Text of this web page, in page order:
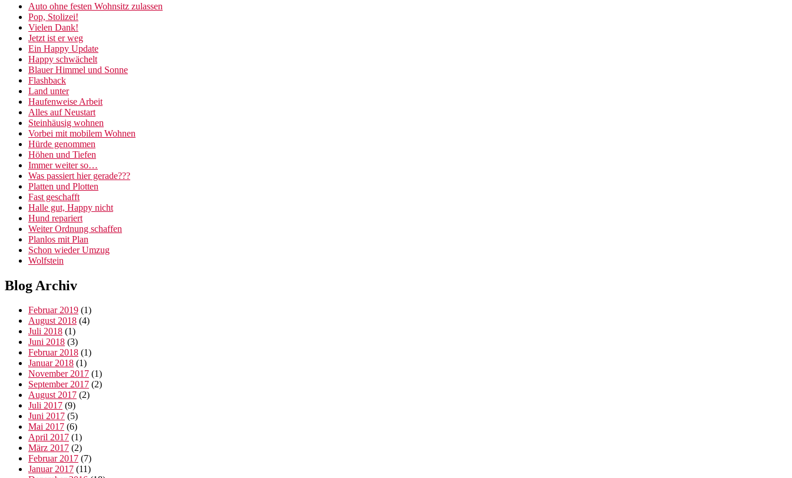
Auto ohne festen Wohnsitz zulassen
Pop, Stolizei!
Vielen Dank!
Jetzt ist er weg
Ein Happy Update
Happy schwächelt
Blauer Himmel und Sonne
Flashback
Land unter
Haufenweise Arbeit
Alles auf Neustart
Steinhäusig wohnen
Vorbei mit mobilem Wohnen
Hürde genommen
Höhen und Tiefen
Immer weiter so…
Was passiert hier gerade???
Platten und Plotten
Fast geschafft
Halle gut, Happy nicht
Hund repariert
Weiter Ordnung schaffen
Planlos mit Plan
Schon wieder Umzug
Wolfstein
Blog Archiv
Februar 2019 (1)
August 2018 (4)
Juli 2018 (1)
Juni 2018 (3)
Februar 2018 (1)
Januar 2018 (1)
November 2017 (1)
September 2017 (2)
August 2017 (2)
Juli 2017 (9)
Juni 2017 (5)
Mai 2017 (6)
April 2017 (1)
März 2017 (2)
Februar 2017 (7)
Januar 2017 (11)